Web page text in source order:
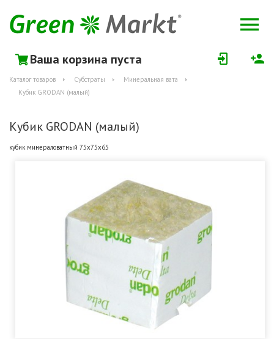
Ваша корзина пуста
Каталог товаров Субстраты
Минеральная вата
Кубик GRODAN (малый)
Кубик GRODAN (малый)
кубик минераловатный 75х75х65